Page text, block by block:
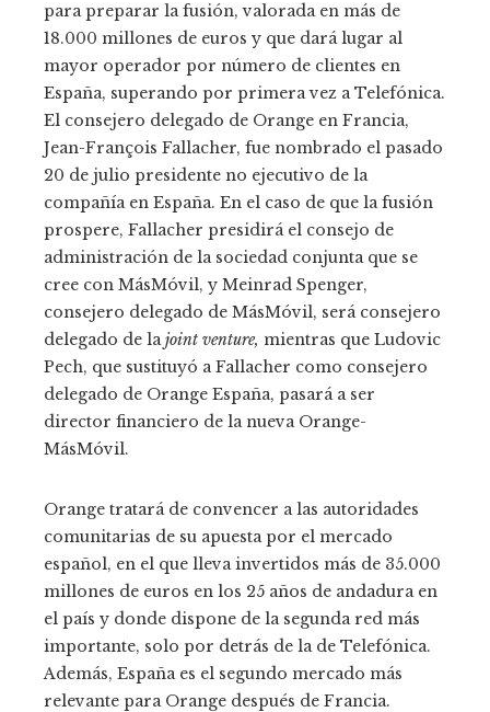
para preparar la fusión, valorada en más de
18.000 millones de euros y que dará lugar al
mayor operador por número de clientes en
España, superando por primera vez a Telefónica.
El consejero delegado de Orange en Francia,
Jean-François Fallacher, fue nombrado el pasado
20 de julio presidente no ejecutivo de la
compañía en España. En el caso de que la fusión
prospere, Fallacher presidirá el consejo de
administración de la sociedad conjunta que se
cree con MásMóvil, y Meinrad Spenger,
consejero delegado de MásMóvil, será consejero
delegado de lajoint venture, mientras que Ludovic
Pech, que sustituyó a Fallacher como consejero
delegado de Orange España, pasará a ser
director financiero de la nueva Orange-
MásMóvil.
Orange tratará de convencer a las autoridades
comunitarias de su apuesta por el mercado
español, en el que lleva invertidos más de 35.000
millones de euros en los 25 años de andadura en
el país y donde dispone de la segunda red más
importante, solo por detrás de la de Telefónica.
Además, España es el segundo mercado más
relevante para Orange después de Francia.